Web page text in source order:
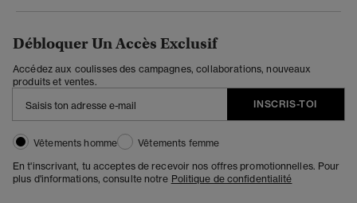
Débloquer Un Accès Exclusif
Accédez aux coulisses des campagnes, collaborations, nouveaux
produits et ventes.
INSCRIS-TOI
Vêtements homme
Vêtements femme
En t'inscrivant, tu acceptes de recevoir nos offres promotionnelles. Pour
plus d'informations, consulte notre Politique de confidentialité